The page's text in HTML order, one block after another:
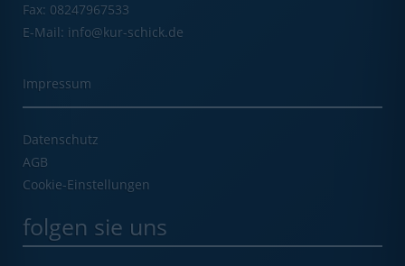
Fax: 08247967533
E-Mail: info@kur-schick.de
Impressum
Datenschutz
AGB
Cookie-Einstellungen
folgen sie uns